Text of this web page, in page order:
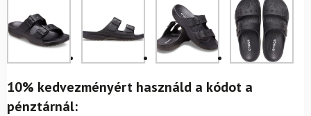
10% kedvezményért használd a kódot a
pénztárnál: